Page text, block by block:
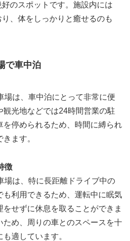
のスポットです。施設内には
、体をしっかりと癒せるのも
で車中泊
場は、車中泊にとって非常に便
光地などでは24時間営業の駐
を停められるため、時間に縛られ
ます。
徴
場は、特に長距離ドライブ中の
も利用できるため、運転中に眠気
せずに休息を取ることができま
ため、周りの車とのスペースを十
適しています。